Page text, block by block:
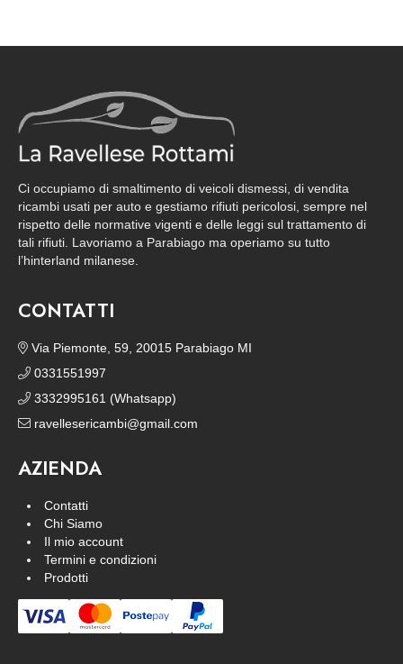
Ci occupiamo di smaltimento di veicoli dismessi, di vendita
ricambi usati per auto e gestiamo rifiuti pericolosi, sempre nel
rispetto delle normative vigenti e delle leggi sul trattamento di
tali rifiuti. Lavoriamo a Parabiago ma operiamo su tutto
l’hinterland milanese.
CONTATTI
Via Piemonte, 59, 20015 Parabiago MI
0331551997
3332995161 (Whatsapp)
ravellesericambi@gmail.com
AZIENDA
Contatti
Chi Siamo
Il mio account
Termini e condizioni
Prodotti